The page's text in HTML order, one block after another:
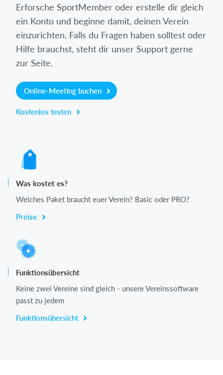
Erforsche SportMember oder erstelle dir gleich
ein Konto und beginne damit, deinen Verein
einzurichten. Falls du Fragen haben solltest oder
Hilfe brauchst, steht dir unser Support gerne
zur Seite.
Online-Meeting buchen
Kostenlos testen
Was kostet es?
Welches Paket braucht euer Verein? Basic oder PRO?
Preise
Funktionsübersicht
Keine zwei Vereine sind gleich - unsere Vereinssoftware
passt zu jedem
Funktionsübersicht